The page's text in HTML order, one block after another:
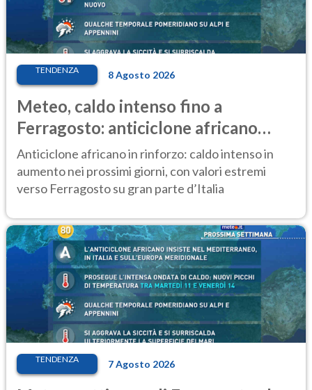
TENDENZA 8 Agosto 2026
Meteo, caldo intenso fino a
Ferragosto: anticiclone africano
ancora protagonista
Anticiclone africano in rinforzo: caldo intenso in
aumento nei prossimi giorni, con valori estremi
verso Ferragosto su gran parte d’Italia
TENDENZA 7 Agosto 2026